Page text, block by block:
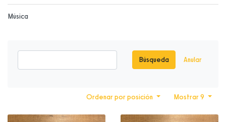
Música
Búsqueda Anular
Mostrar 9
Ordenar por posición